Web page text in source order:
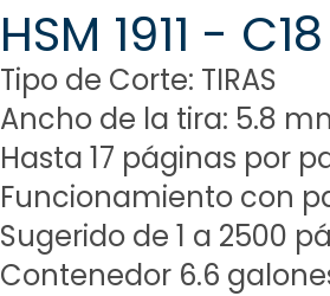
HSM 1911 - C18
Tipo de Corte: TIRAS
Ancho de la tira: 5.8
Hasta 17 páginas por
Funcionamiento con
Sugerido de 1 a 2500
Contenedor 6.6